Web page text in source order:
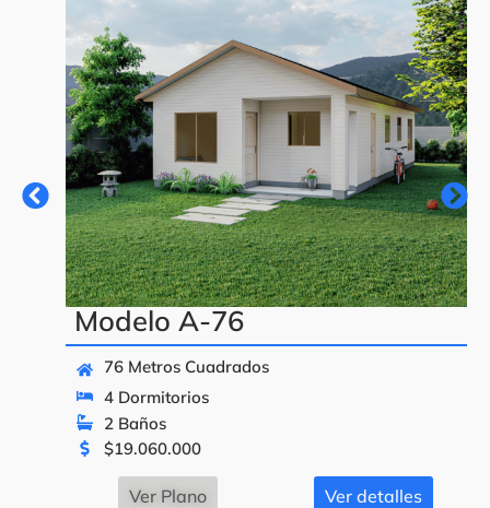
Modelo A-76
76 Metros Cuadrados
4 Dormitorios
2 Baños
$19.060.000
Ver Plano Ver detalles